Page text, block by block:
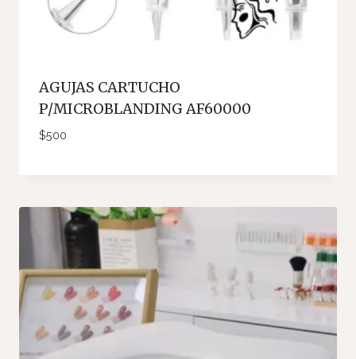
AGUJAS CARTUCHO
P/MICROBLANDING AF60000
$500